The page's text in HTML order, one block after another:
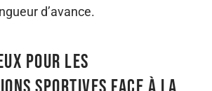
d’avance.
pour les